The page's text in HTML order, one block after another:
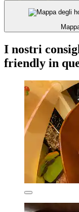
I nostri
friendly in